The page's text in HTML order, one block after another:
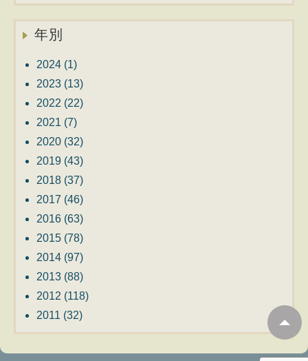
年別
2024 (1)
2023 (13)
2022 (22)
2021 (7)
2020 (32)
2019 (43)
2018 (37)
2017 (46)
2016 (63)
2015 (78)
2014 (97)
2013 (88)
2012 (118)
2011 (32)